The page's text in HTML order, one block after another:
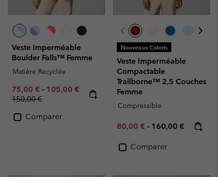
Veste Imperméable
Boulder Falls™ Femme
Matière Recyclée
Minimum sale price:
75,00 € - Maximum sale price:
105,00 € Regular price:
150,00 €
Comparer
Nouveaux Coloris
Veste Imperméable
Compactable
Trailborne™ 2,5 Couches
Femme
Compressible
Minimum sale price:
80,00 € - Maximum price:
160,00 €
Comparer